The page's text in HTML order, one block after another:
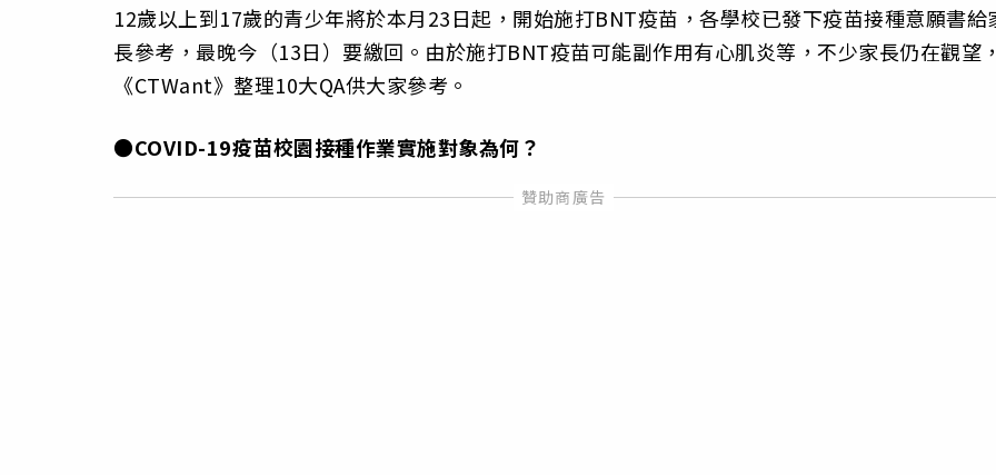
12歲以上到17歲的青少年將於本月23日起，開始施打BNT疫苗，各學校已發下疫苗接種意願書給
長參考，最晚今（13日）要繳回。由於施打BNT疫苗可能副作用有心肌炎等，不少家長仍在觀望
《CTWant》整理10大QA供大家參考。
●COVID-19疫苗校園接種作業實施對象為何？